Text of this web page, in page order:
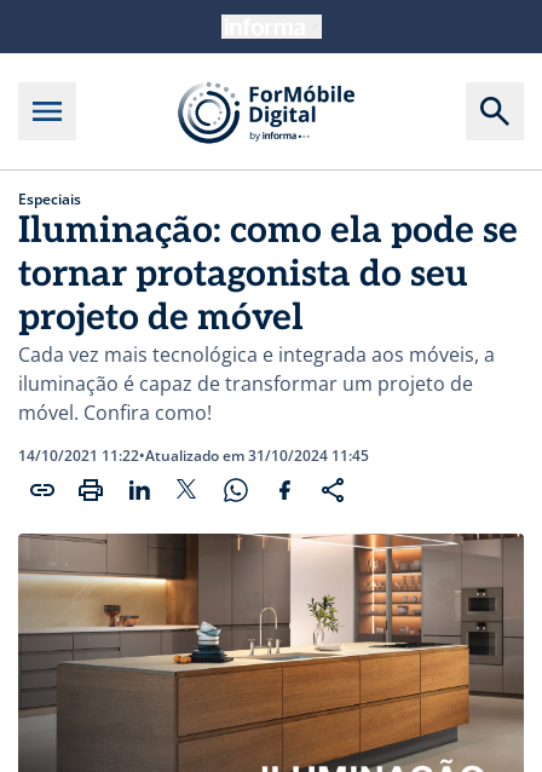
Especiais
Iluminação: como ela pode se
tornar protagonista do seu
projeto de móvel
Cada vez mais tecnológica e integrada aos móveis, a
iluminação é capaz de transformar um projeto de
móvel. Confira como!
14/10/2021 11:22•Atualizado em 31/10/2024 11:45